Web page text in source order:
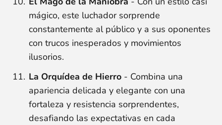
mágico, este luchador sorprende
constantemente al público y a sus oponentes
con trucos inesperados y movimientos
ilusorios.
La Orquídea de Hierro - Combina una
apariencia delicada y elegante con una
fortaleza y resistencia sorprendentes,
desafiando las expectativas en cada